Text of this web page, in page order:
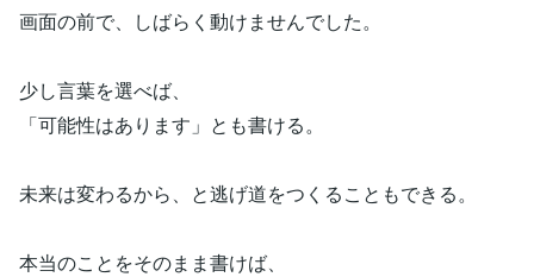
画面の前で、しばらく動けませんでした。
少し言葉を選べば、
「可能性はあります」とも書ける。
未来は変わるから、と逃げ道をつくることもできる。
本当のことをそのまま書けば、